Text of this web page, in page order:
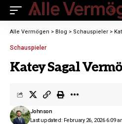
Alle Vermögen > Blog > Schauspieler >
Schauspieler
Katey Sagal
Last updated: February 26, 2026 6:09
Johnson